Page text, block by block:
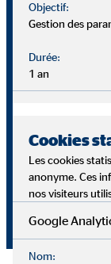
Tu peux
Tu peux
Ton
veux, tu
Nous te
Objectif:
Gestion des
Durée:
1 an
Cookies
Les cookies
anonyme. Ces
nos visiteurs
Google
Nom: